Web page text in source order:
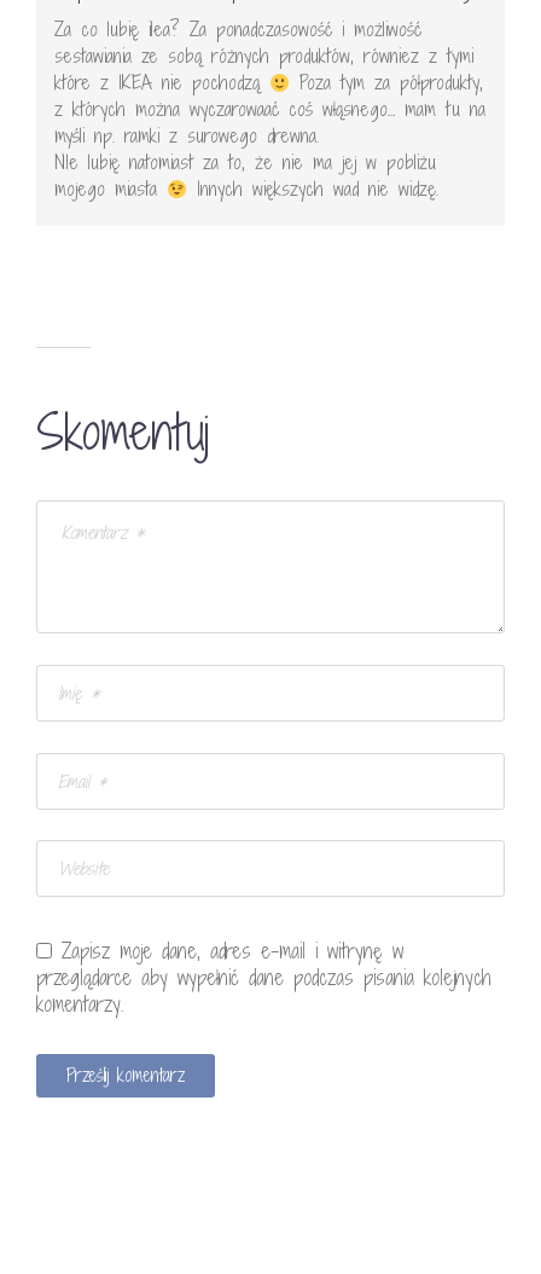
Za co lubię ilea? Za ponadczasowość i możliwość
sestawiania ze sobą różnych produktów, równiez z tymi
które z IKEA nie pochodzą
Poza tym za półprodukty,
z których można wyczarowaać coś włąsnego… mam tu na
myśli np. ramki z surowego drewna.
NIe lubię natomiast za to, że nie ma jej w pobliżu
mojego miasta
Innych większych wad nie widzę.
Skomentuj
Zapisz moje dane, adres e-mail i witrynę w
przeglądarce aby wypełnić dane podczas pisania kolejnych
komentarzy.